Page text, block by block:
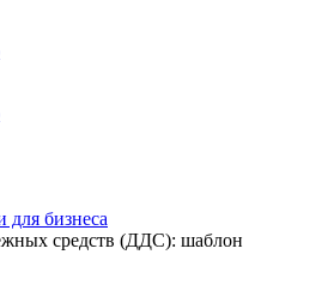
бизнеса
средств (ДДС): шаблон